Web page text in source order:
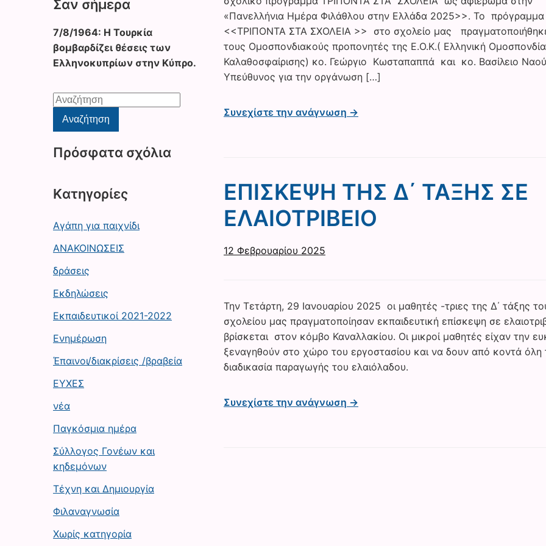
Σαν σήμερα
7/8/1964: Η Τουρκία
βομβαρδίζει θέσεις των
Ελληνοκυπρίων στην Κύπρο.
Αναζήτηση
για:Αναζήτηση
Πρόσφατα σχόλια
Kατηγορίες
Αγάπη για παιχνίδι
ΑΝΑΚΟΙΝΩΣΕΙΣ
δράσεις
Εκδηλώσεις
Εκπαιδευτικοί 2021-2022
Ενημέρωση
Έπαινοι/διακρίσεις /βραβεία
ΕΥΧΕΣ
νέα
Παγκόσμια ημέρα
Σύλλογος Γονέων και
κηδεμόνων
Τέχνη και Δημιουργία
Φιλαναγνωσία
Χωρίς κατηγορία
«Πανελλήνια Ημέρα Φιλάθλου στην Ελλάδα 2025>>. Το πρόγραμμα
<<ΤΡΙΠΟΝΤΑ ΣΤΑ ΣΧΟΛΕΙΑ >> στο σχολείο μας
τους Ομοσπονδιακούς προπονητές της Ε.Ο.Κ.( Ελληνική Ομοσπονδία
Καλαθοσφαίρισης) κο. Γεώργιο Κωσταπαππά και κο. Βασίλειο
Υπεύθυνος για την οργάνωση […]
Συνεχίστε την ανάγνωση →
ΕΠΙΣΚΕΨΗ ΤΗΣ Δ΄ ΤΑΞΗΣ ΣΕ
ΕΛΑΙΟΤΡΙΒΕΙΟ
12 Φεβρουαρίου 2025
Την Τετάρτη, 29 Ιανουαρίου 2025 οι μαθητές -τριες της Δ΄ τάξης
σχολείου μας πραγματοποίησαν εκπαιδευτική επίσκεψη σε
βρίσκεται στον κόμβο Καναλλακίου. Οι μικροί μαθητές είχαν την
ξεναγηθούν στο χώρο του εργοστασίου και να δουν από κοντά όλη
διαδικασία παραγωγής του ελαιόλαδου.
Συνεχίστε την ανάγνωση →